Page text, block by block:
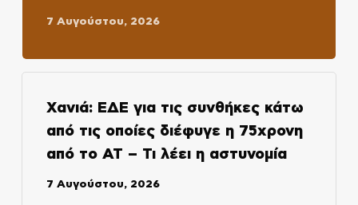
7 Αυγούστου, 2026
Χανιά: ΕΔΕ για τις συνθήκες κάτω
από τις οποίες διέφυγε η 75χρονη
από το ΑΤ – Τι λέει η αστυνομία
7 Αυγούστου, 2026